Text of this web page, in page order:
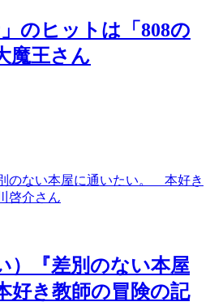
のヒットは「808の
魔王さん
のない本屋に通いたい。 本好き
啓介さん
）『差別のない本屋
き教師の冒険の記